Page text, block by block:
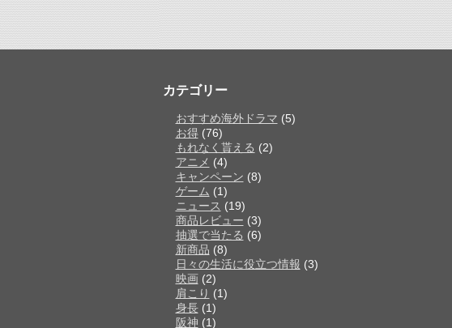
カテゴリー
おすすめ海外ドラマ (5)
お得(76)
もれなく貰える (2)
アニメ (4)
キャンペーン (8)
ゲーム (1)
ニュース (19)
商品レビュー (3)
抽選で当たる (6)
新商品 (8)
日々の生活に役立つ情報 (3)
映画(2)
肩こり (1)
身長(1)
阪神 (1)